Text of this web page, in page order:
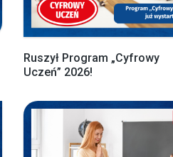
Ruszył Program „Cyfrowy
Uczeń” 2026!